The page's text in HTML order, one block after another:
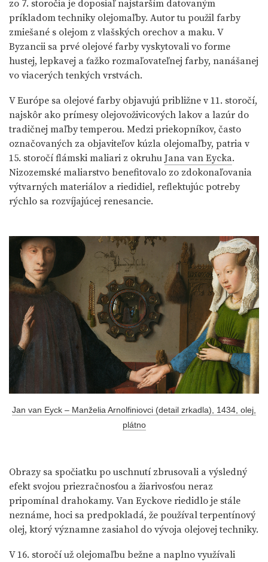
zo 7. storočia je doposiaľ najstarším datovaným
príkladom techniky olejomaľby. Autor tu použil farby
zmiešané s olejom z vlašských orechov a maku. V
Byzancii sa prvé olejové farby vyskytovali vo forme
hustej, lepkavej a ťažko rozmaľovateľnej farby, nanášanej
vo viacerých tenkých vrstvách.
V Európe sa olejové farby objavujú približne v 11. storočí,
najskôr ako prímesy olejovoživicových lakov a lazúr do
tradičnej maľby temperou. Medzi priekopníkov, často
označovaných za objaviteľov kúzla olejomaľby, patria v
15. storočí flámski maliari z okruhu Jana van Eycka.
Nizozemské maliarstvo benefitovalo zo zdokonaľovania
výtvarných materiálov a riedidiel, reflektujúc potreby
rýchlo sa rozvíjajúcej renesancie.
Jan van Eyck – Manželia Arnolfiniovci (detail zrkadla), 1434, olej,
plátno
Obrazy sa spočiatku po uschnutí zbrusovali a výsledný
efekt svojou priezračnosťou a žiarivosťou neraz
pripomínal drahokamy. Van Eyckove riedidlo je stále
neznáme, hoci sa predpokladá, že používal terpentínový
olej, ktorý významne zasiahol do vývoja olejovej techniky.
V 16. storočí už olejomaľbu bežne a naplno využívali